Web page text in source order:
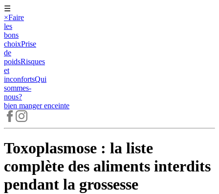
☰
×Faire
les
bons
choixPrise
de
poidsRisques
et
inconfortsQui
sommes-
nous?
bien manger enceinte
Toxoplasmose : la liste
complète des aliments interdits
pendant la grossesse